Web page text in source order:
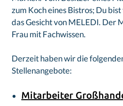
zum Koch eines Bistros; Du
das Gesicht von MELEDI. Der
Frau mit Fachwissen.
Derzeit haben wir die
Stellenangebote:
Mitarbeiter